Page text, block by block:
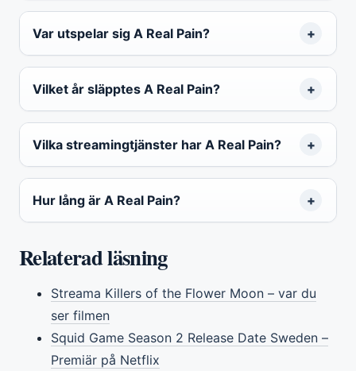
Var utspelar sig A Real Pain?
Vilket år släpptes A Real Pain?
Vilka streamingtjänster har A Real Pain?
Hur lång är A Real Pain?
Relaterad läsning
Streama Killers of the Flower Moon – var du
ser filmen
Squid Game Season 2 Release Date Sweden –
Premiär på Netflix